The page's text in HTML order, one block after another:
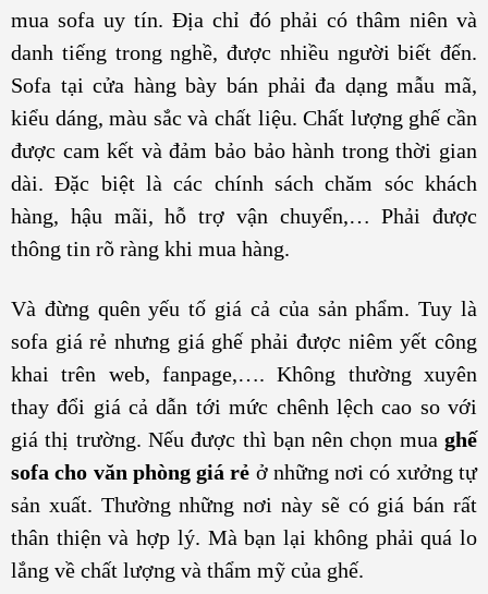
mua sofa uy tín. Địa chỉ đó phải có thâm niên và
danh tiếng trong nghề, được nhiều người biết đến.
Sofa tại cửa hàng bày bán phải đa dạng mẫu mã,
kiểu dáng, màu sắc và chất liệu. Chất lượng ghế cần
được cam kết và đảm bảo bảo hành trong thời gian
dài. Đặc biệt là các chính sách chăm sóc khách
hàng, hậu mãi, hỗ trợ vận chuyển,… Phải được
thông tin rõ ràng khi mua hàng.
Và đừng quên yếu tố giá cả của sản phẩm. Tuy là
sofa giá rẻ nhưng giá ghế phải được niêm yết công
khai trên web, fanpage,…. Không thường xuyên
thay đổi giá cả dẫn tới mức chênh lệch cao so với
giá thị trường. Nếu được thì bạn nên chọn mua ghế
sofa cho văn phòng giá rẻ ở những nơi có xưởng tự
sản xuất. Thường những nơi này sẽ có giá bán rất
thân thiện và hợp lý. Mà bạn lại không phải quá lo
lắng về chất lượng và thẩm mỹ của ghế.